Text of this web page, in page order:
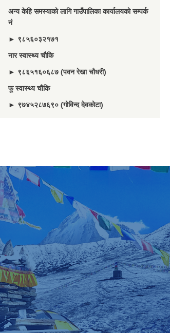
अन्य केहि समस्याको लागि गाउँपालिका कार्यालयको सम्पर्क
नं
► ९८५६०३२१७१
नार स्वास्थ्य चौकि
► ९८६५१६०६८७ (पवन रेखा चौधरी)
फू स्वास्थ्य चौकि
► ९७४५२८७६९० (गोविन्द देवकोटा)